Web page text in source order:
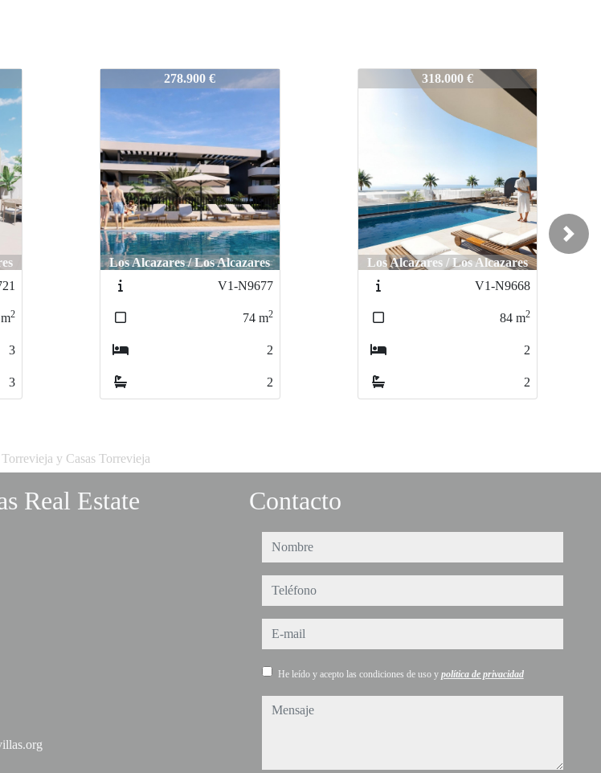
m2
2
2
V1-N9673318.000 €
Los Alcazares / Los Alcazares
V1-N9668
84 m2
2
2
V1-N9673408.000 €
Los Alcazares / Los Alcazares
V1-N9669
99 m2
3
2
Next
Torrevieja y Casas Torrevieja
Real Estate Contacto
nombre
teléfono
e-mail
He leído y acepto las condiciones de uso y política de privacidad
mensaje